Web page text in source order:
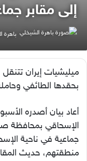
إلى مقابر
باهرة
ميليشيات إيران
بحقدها الطائفي
أعاد بيان أصدره
الإسحاقي بمحافظة
جماعية في ناحية
منطقتهم، حديث